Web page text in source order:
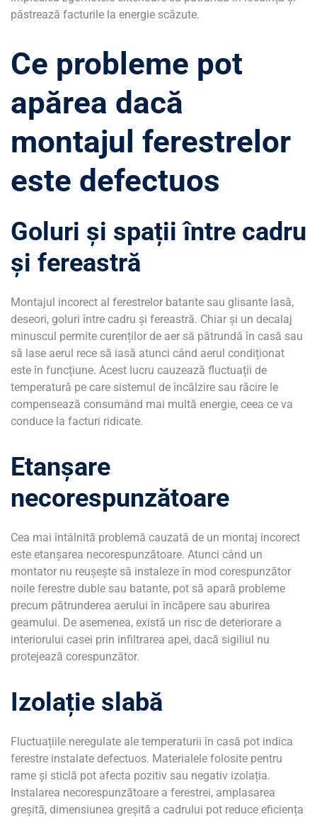
păstrează facturile la energie scăzute.
Ce probleme pot
apărea dacă
montajul ferestrelor
este defectuos
Goluri și spații între cadru
și fereastră
Montajul incorect al ferestrelor batante sau glisante lasă,
deseori, goluri între cadru și fereastră. Chiar și un decalaj
minuscul permite curenților de aer să pătrundă în casă sau
să lase aerul rece să iasă atunci când aerul condiționat
este în funcțiune. Acest lucru cauzează fluctuații de
temperatură pe care sistemul de încălzire sau răcire le
compensează consumând mai multă energie, ceea ce va
conduce la facturi ridicate.
Etanșare
necorespunzătoare
Cea mai întâlnită problemă cauzată de un montaj incorect
este etanșarea necorespunzătoare. Atunci când un
montator nu reușește să instaleze în mod corespunzător
noile ferestre duble sau batante, pot să apară probleme
precum pătrunderea aerului în încăpere sau aburirea
geamului. De asemenea, există un risc de deteriorare a
interiorului casei prin infiltrarea apei, dacă sigiliul nu
protejează corespunzător.
Izolație slabă
Fluctuațiile neregulate ale temperaturii în casă pot indica
ferestre instalate defectuos. Materialele folosite pentru
rame și sticlă pot afecta pozitiv sau negativ izolația.
Instalarea necorespunzătoare a ferestrei, amplasarea
greșită, dimensiunea greșită a cadrului pot reduce eficiența